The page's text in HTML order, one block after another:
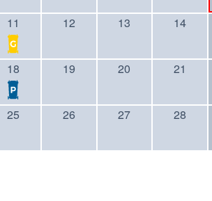
11 12 13 14
18 19 20 21
25 26 27 28